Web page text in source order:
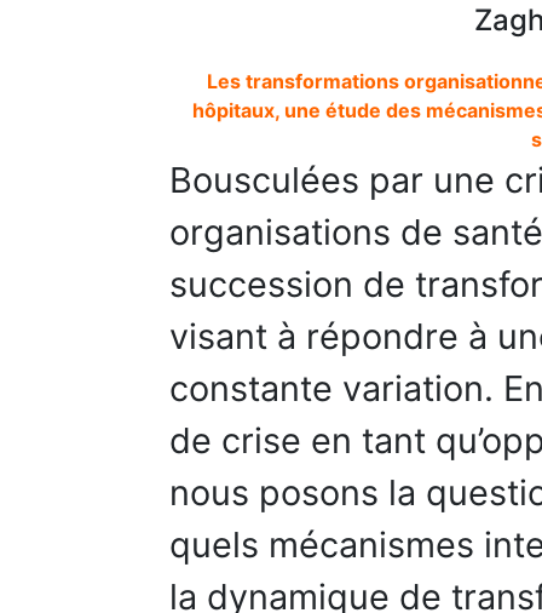
Les transformations
hôpitaux, une étude des
Bousculées par une
organisations de
succession de
visant à répondre à
constante variation.
de crise en tant
nous posons la
quels mécanismes
la dynamique de